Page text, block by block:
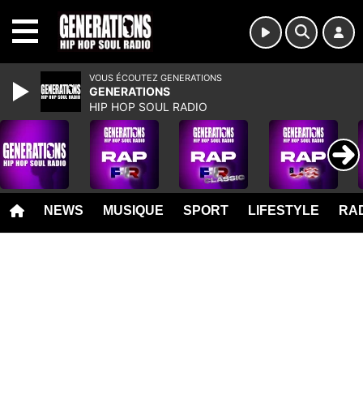
NEWS MUSIQUE SPORT LIFESTYLE
VOUS ÉCOUTEZ GENERATIONS
GENERATIONS
HIP HOP SOUL RADIO